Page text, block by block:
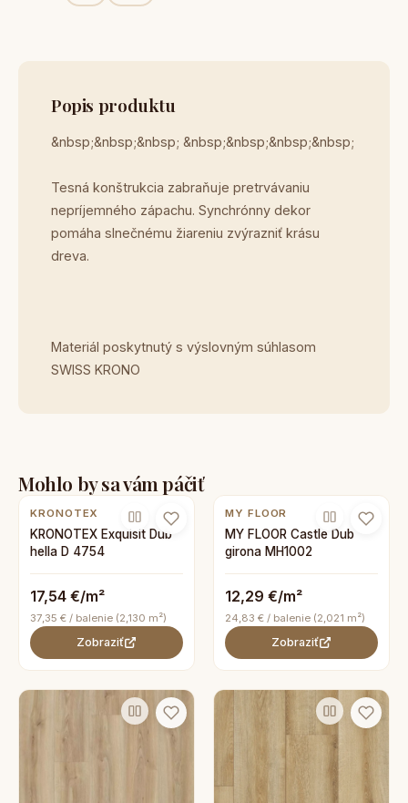
Popis produktu
&nbsp;&nbsp;&nbsp; &nbsp;&nbsp;&nbsp;&nbsp;
Tesná konštrukcia zabraňuje pretrvávaniu
nepríjemného zápachu. Synchrónny dekor
pomáha slnečnému žiareniu zvýrazniť krásu
dreva.
Materiál poskytnutý s výslovným súhlasom
SWISS KRONO
Mohlo by sa vám páčiť
KRONOTEX
KRONOTEX Exquisit Dub
hella D 4754
17,54 €/m²
37,35 € / balenie (2,130 m²)
Zobraziť
MY FLOOR
MY FLOOR Castle Dub
girona MH1002
12,29 €/m²
24,83 € / balenie (2,021 m²)
Zobraziť